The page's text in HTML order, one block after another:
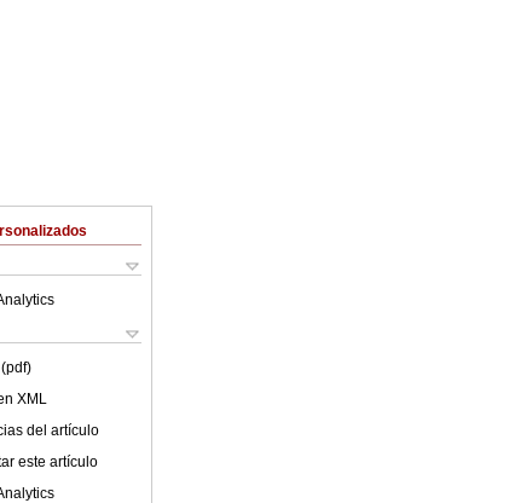
XML
del artículo
este artículo